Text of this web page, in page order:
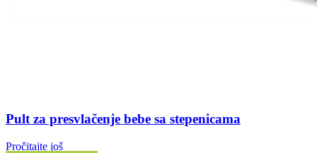
Pult za presvlačenje bebe sa stepenicama
Pročitajte još